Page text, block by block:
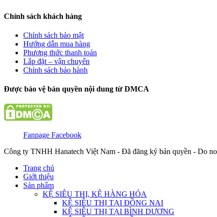
Chính sách khách hàng
Chính sách bảo mật
Hướng dẫn mua hàng
Phương thức thanh toán
Lắp đặt – vận chuyển
Chính sách bảo hành
Được bảo vệ bản quyền nội dung từ DMCA
Fanpage Facebook
Công ty TNHH Hanatech Việt Nam - Đã đăng ký bản quyền - Do
Trang chủ
Giới thiệu
Sản phẩm
KỆ SIÊU THỊ, KỆ HÀNG HÓA
KỆ SIÊU THỊ TẠI ĐỒNG NAI
KỆ SIÊU THỊ TẠI BÌNH DƯƠNG